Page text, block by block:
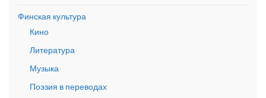
Финская культура
Кино
Литература
Музыка
Поэзия в переводах